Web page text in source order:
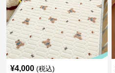
¥4,000 (税込)